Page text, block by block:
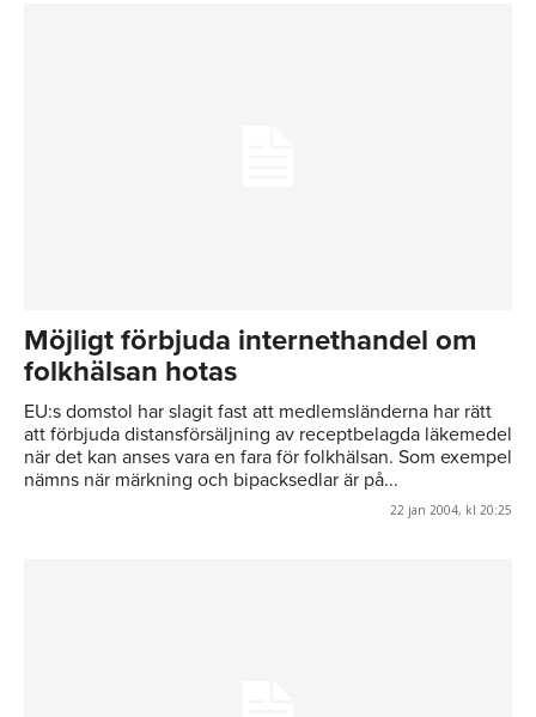
Möjligt förbjuda internethandel om
folkhälsan hotas
EU:s domstol har slagit fast att medlemsländerna har rätt
att förbjuda distansförsäljning av receptbelagda läkemedel
när det kan anses vara en fara för folkhälsan. Som exempel
nämns när märkning och bipacksedlar är på...
22 jan 2004, kl 20:25